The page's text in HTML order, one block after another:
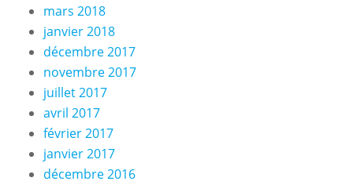
mars 2018
janvier 2018
décembre 2017
novembre 2017
juillet 2017
avril 2017
février 2017
janvier 2017
décembre 2016